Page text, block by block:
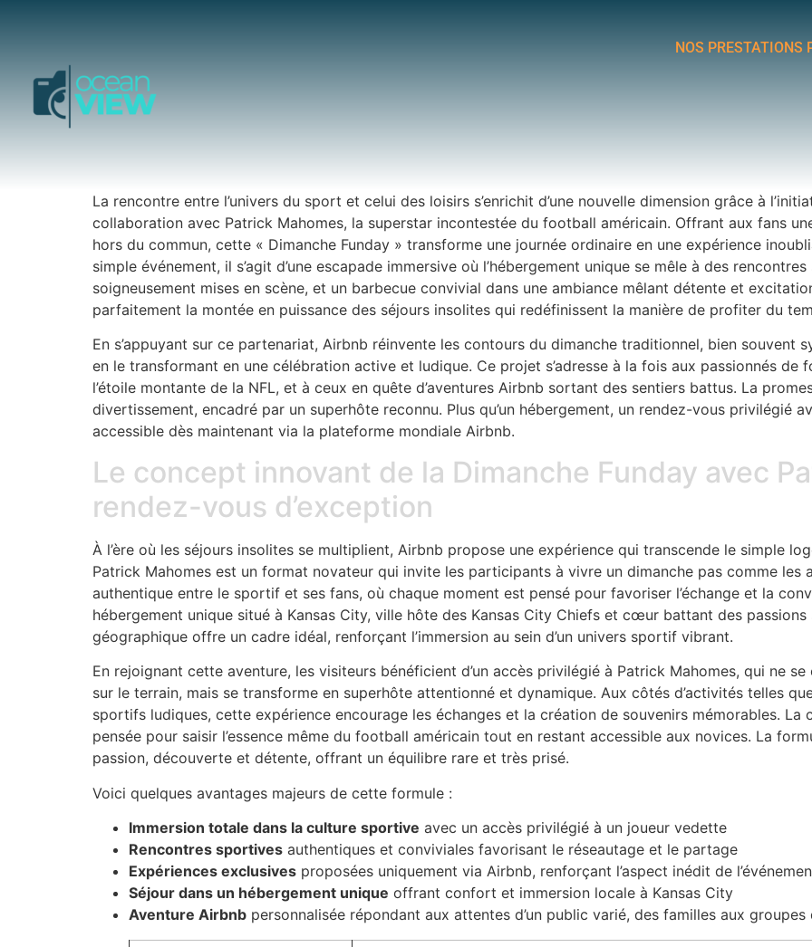
NOS PRESTATIONS
La rencontre entre l’univers du sport et celui des loisirs s’enrichit d’une nouvelle dimension grâce à
collaboration avec Patrick Mahomes, la superstar incontestée du football américain. Offrant aux fans
hors du commun, cette « Dimanche Funday » transforme une journée ordinaire en une expérience
simple événement, il s’agit d’une escapade immersive où l’hébergement unique se mêle à des
soigneusement mises en scène, et un barbecue convivial dans une ambiance mêlant détente et
parfaitement la montée en puissance des séjours insolites qui redéfinissent la manière de profiter du
En s’appuyant sur ce partenariat, Airbnb réinvente les contours du dimanche traditionnel, bien souvent
en le transformant en une célébration active et ludique. Ce projet s’adresse à la fois aux passionnés de
l’étoile montante de la NFL, et à ceux en quête d’aventures Airbnb sortant des sentiers battus. La
divertissement, encadré par un superhôte reconnu. Plus qu’un hébergement, un rendez-vous privilégié
accessible dès maintenant via la plateforme mondiale Airbnb.
Le concept innovant de la Dimanche Funday avec
rendez-vous d’exception
À l’ère où les séjours insolites se multiplient, Airbnb propose une expérience qui transcende le simple
Patrick Mahomes est un format novateur qui invite les participants à vivre un dimanche pas comme les
authentique entre le sportif et ses fans, où chaque moment est pensé pour favoriser l’échange et la
hébergement unique situé à Kansas City, ville hôte des Kansas City Chiefs et cœur battant des
géographique offre un cadre idéal, renforçant l’immersion au sein d’un univers sportif vibrant.
En rejoignant cette aventure, les visiteurs bénéficient d’un accès privilégié à Patrick Mahomes, qui ne
sur le terrain, mais se transforme en superhôte attentionné et dynamique. Aux côtés d’activités telles
sportifs ludiques, cette expérience encourage les échanges et la création de souvenirs mémorables. La
pensée pour saisir l’essence même du football américain tout en restant accessible aux novices. La
passion, découverte et détente, offrant un équilibre rare et très prisé.
Voici quelques avantages majeurs de cette formule :
Immersion totale dans la culture sportive avec un accès privilégié à un joueur vedette
Rencontres sportives authentiques et conviviales favorisant le réseautage et le partage
Expériences exclusives proposées uniquement via Airbnb, renforçant l’aspect inédit de
Séjour dans un hébergement unique offrant confort et immersion locale à Kansas City
Aventure Airbnb personnalisée répondant aux attentes d’un public varié, des familles aux groupes